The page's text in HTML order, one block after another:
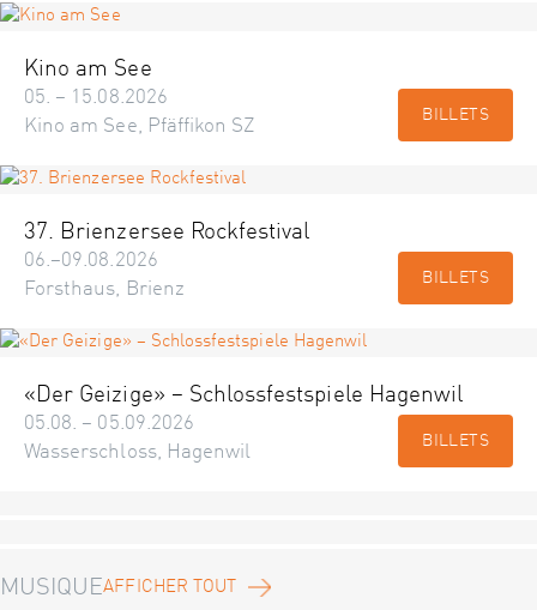
Kino am See
05. – 15.08.2026
Kino am See, Pfäffikon SZ
BILLETS
37. Brienzersee Rockfestival
06.–09.08.2026
Forsthaus, Brienz
BILLETS
«Der Geizige» – Schlossfestspiele Hagenwil
05.08. – 05.09.2026
Wasserschloss, Hagenwil
BILLETS
MUSIQUEAFFICHER TOUT